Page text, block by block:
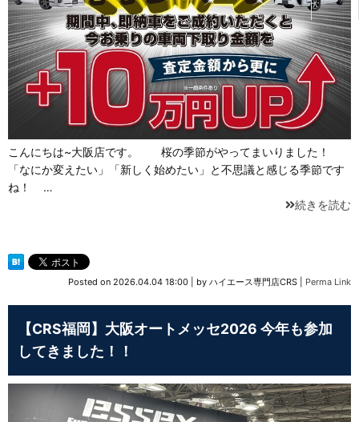
こんにちは~大阪店です。 桜の季節がやってまいりました！
「なにか変えたい」「新しく始めたい」と不思議と感じる季節です
ね！ …
続きを読む
Posted on 2026.04.04 18:00 by ハイエース専門店CRS Perma Link
【CRS福岡】大阪オートメッセ2026 今年も参加
してきました！！